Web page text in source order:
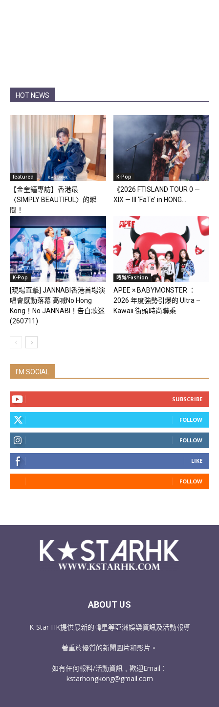
HOT NEWS
featured
【金奎鐘專訪】香港最
〈SIMPLY BEAUTIFUL〉的瞬
間！
K-Pop
《2026 FTISLAND TOUR 0 —
XIX — III ‘FaTe’ in HONG...
K-Pop
[現場直擊] JANNABI香港首場演
唱會感動落幕 高喊No Hong
Kong！No JANNABI！告白歌迷
(260711)
時尚/Fashion
APEE × BABYMONSTER ：
2026 年度強勢引爆的 Ultra –
Kawaii 街頭時尚聯乘
I'M SOCIAL
SUBSCRIBE
FOLLOW
FOLLOW
LIKE
FOLLOW
ABOUT US
K-Star HK提供最新的韓星等亞洲娛樂資訊及活動報導
著重於優質的新聞圖片和影片。
如有任何報料/活動資訊﹐歡迎Email：
kstarhongkong@gmail.com